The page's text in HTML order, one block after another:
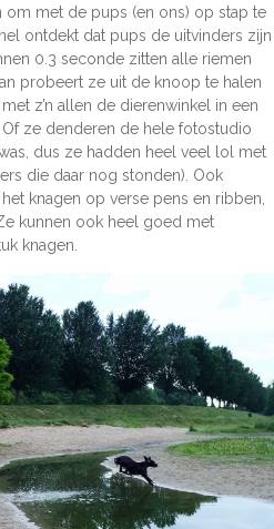
met de pups (en ons) op stap te
ontdekt dat pups de uitvinders zijn
0.3 seconde zitten alle riemen
probeert ze uit de knoop te halen
z’n allen de dierenwinkel in een
ze denderen de hele fotostudio
dus ze hadden heel veel lol met
die daar nog stonden). Ook
knagen op verse pens en ribben,
kunnen ook heel goed met
knagen.